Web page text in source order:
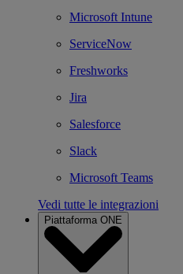
Microsoft Intune
ServiceNow
Freshworks
Jira
Salesforce
Slack
Microsoft Teams
Vedi tutte le integrazioni
Piattaforma ONE